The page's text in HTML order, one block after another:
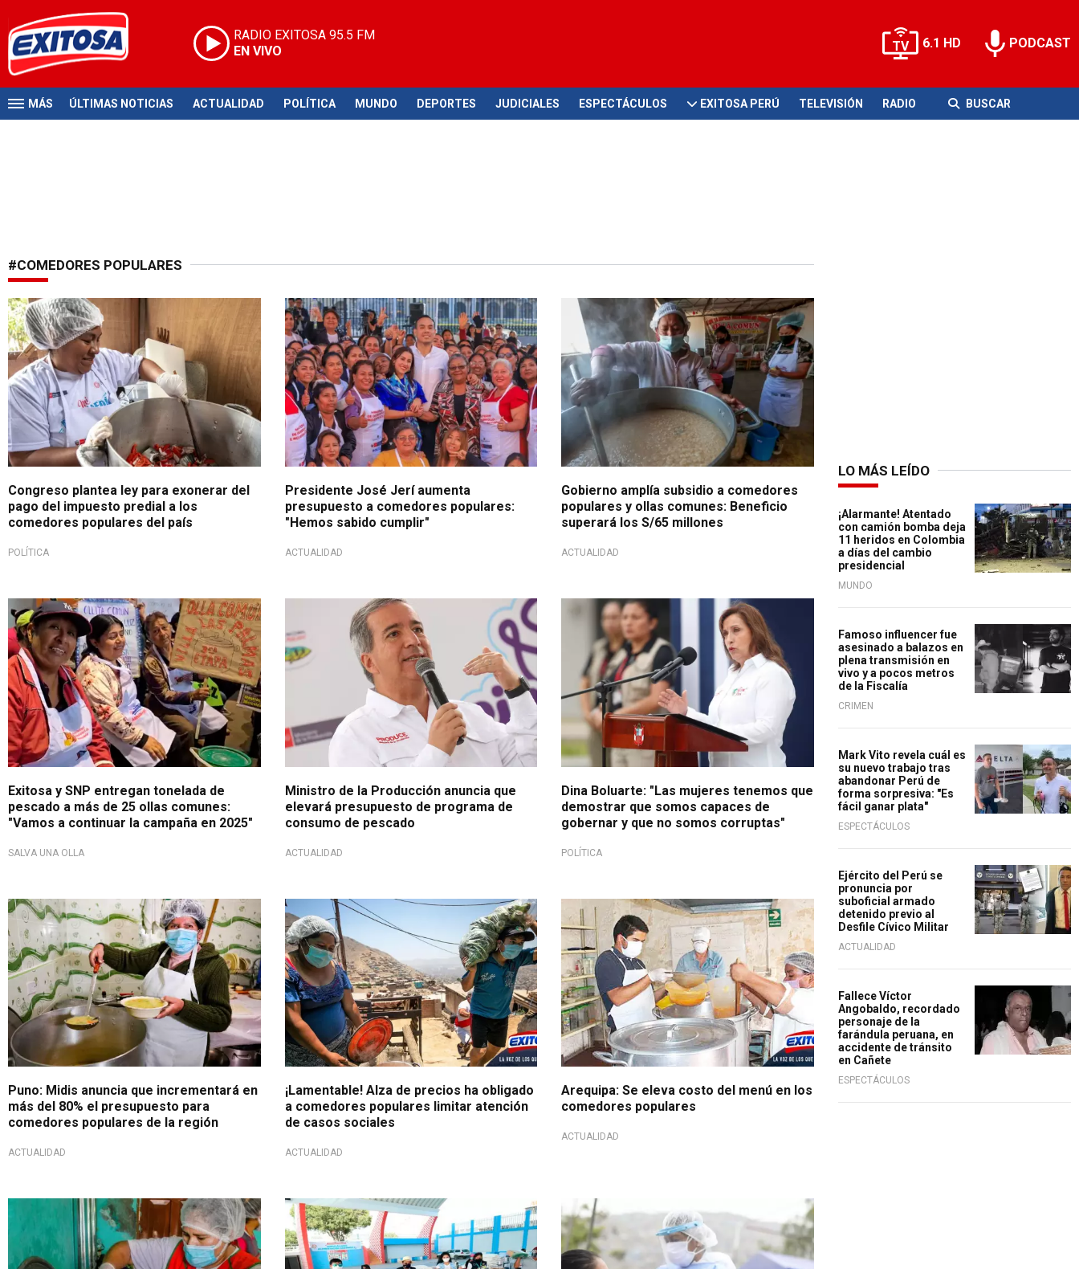
RADIO EXITOSA 95.5 FM
EN VIVO
6.1 HD PODCAST
MÁS ÚLTIMAS NOTICIAS ACTUALIDAD POLÍTICA MUNDO DEPORTES JUDICIALES ESPECTÁCULOS EXITOSA PERÚ TELEVISIÓN RADIO BUSCAR
#COMEDORES POPULARES
Los liberaría de pago
Congreso plantea ley para exonerar del
pago del impuesto predial a los
comedores populares del país
POLÍTICA
Anuncio tras reunión
Presidente José Jerí aumenta
presupuesto a comedores populares:
"Hemos sabido cumplir"
ACTUALIDAD
Anunciado por Leslie Urteaga
Gobierno amplía subsidio a comedores
populares y ollas comunes: Beneficio
superará los S/65 millones
ACTUALIDAD
¡Continúa la ayuda!
Exitosa y SNP entregan tonelada de
pescado a más de 25 ollas comunes:
"Vamos a continuar la campaña en 2025"
SALVA UNA OLLA
Durante actividad oficial
Ministro de la Producción anuncia que
elevará presupuesto de programa de
consumo de pescado
ACTUALIDAD
Comedores Populares y Ollas Comunes
Dina Boluarte: "Las mujeres tenemos que
demostrar que somos capaces de
gobernar y que no somos corruptas"
POLÍTICA
En beneficio de la población
Puno: Midis anuncia que incrementará en
más del 80% el presupuesto para
comedores populares de la región
ACTUALIDAD
¡Lamentable! Alza de precios ha obligado
a comedores populares limitar atención
de casos sociales
ACTUALIDAD
Arequipa: Se eleva costo del menú en los
comedores populares
ACTUALIDAD
LO MÁS LEÍDO
¡Alarmante! Atentado
con camión bomba deja
11 heridos en Colombia
a días del cambio
presidencial
MUNDO
Famoso influencer fue
asesinado a balazos en
plena transmisión en
vivo y a pocos metros
de la Fiscalía
CRIMEN
Mark Vito revela cuál es
su nuevo trabajo tras
abandonar Perú de
forma sorpresiva: "Es
fácil ganar plata"
ESPECTÁCULOS
Ejército del Perú se
pronuncia por
suboficial armado
detenido previo al
Desfile Cívico Militar
ACTUALIDAD
Fallece Víctor
Angobaldo, recordado
personaje de la
farándula peruana, en
accidente de tránsito
en Cañete
ESPECTÁCULOS